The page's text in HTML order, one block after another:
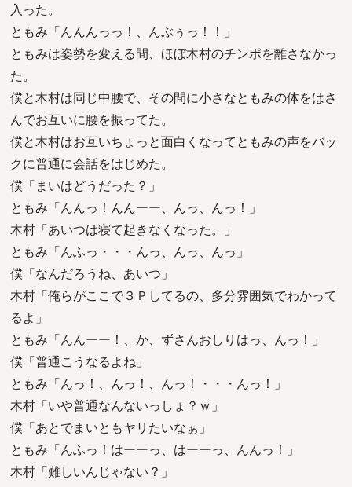
入った。
ともみ「んんんっっ！、んぶぅっ！！」
ともみは姿勢を変える間、ほぼ木村のチンポを離さなかっ
た。
僕と木村は同じ中腰で、その間に小さなともみの体をはさ
んでお互いに腰を振ってた。
僕と木村はお互いちょっと面白くなってともみの声をバッ
クに普通に会話をはじめた。
僕「まいはどうだった？」
ともみ「んんっ！んんーー、んっ、んっ！」
木村「あいつは寝て起きなくなった。」
ともみ「んふっ・・・んっ、んっ、んっ」
僕「なんだろうね、あいつ」
木村「俺らがここで３Ｐしてるの、多分雰囲気でわかって
るよ」
ともみ「んんーー！、か、ずさんおしりはっ、んっ！」
僕「普通こうなるよね」
ともみ「んっ！、んっ！、んっ！・・・んっ！」
木村「いや普通なんないっしょ？ｗ」
僕「あとでまいともヤリたいなぁ」
ともみ「んふっ！はーーっ、はーーっ、んんっ！」
木村「難しいんじゃない？」